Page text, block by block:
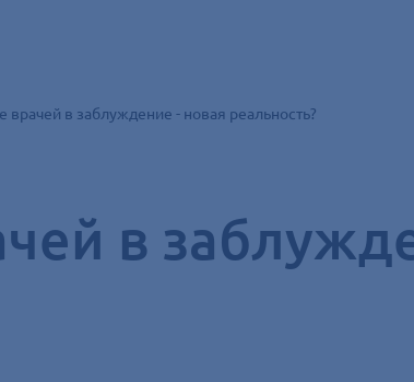
врачей в заблуждение - новая реальность?
в